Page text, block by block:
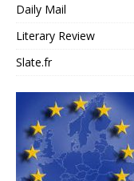
Daily Mail
Literary Review
Slate.fr